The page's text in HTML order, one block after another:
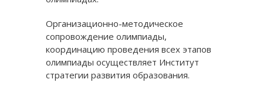
Организационно-методическое
сопровождение олимпиады,
координацию проведения всех этапов
олимпиады осуществляет Институт
стратегии развития образования.